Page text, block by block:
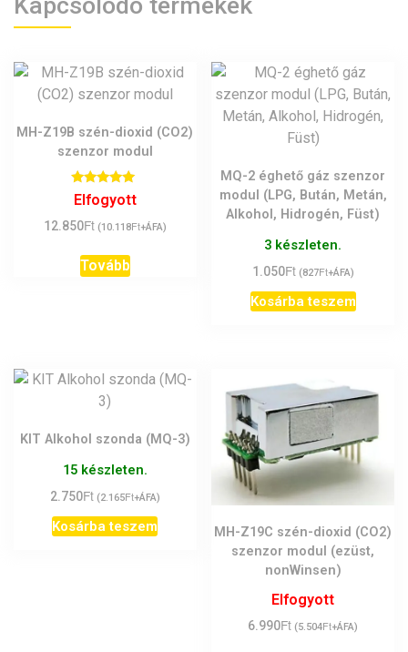
MH-Z19B szén-dioxid (CO2)
szenzor modul
Értékelés:
5.00
Elfogyott
12.850Ft (10.118Ft+ÁFA)
Tovább
MQ-2 éghető gáz szenzor
modul (LPG, Bután, Metán,
Alkohol, Hidrogén, Füst)
3 készleten.
1.050Ft (827Ft+ÁFA)
Kosárba teszem
KIT Alkohol szonda (MQ-3)
15 készleten.
2.750Ft (2.165Ft+ÁFA)
Kosárba teszem
MH-Z19C szén-dioxid (CO2)
szenzor modul (ezüst,
nonWinsen)
Elfogyott
6.990Ft (5.504Ft+ÁFA)